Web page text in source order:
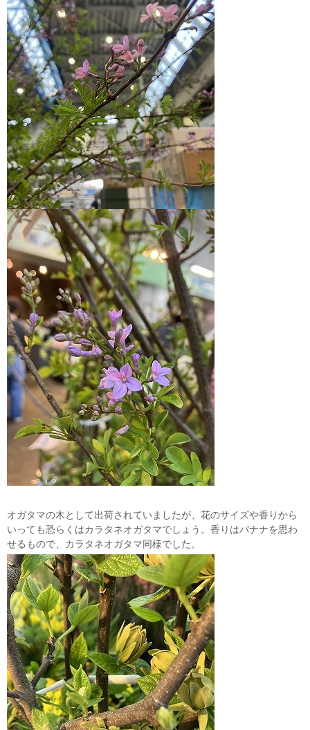
オガタマの木として出荷されていましたが、花のサイズや香りから
いっても恐らくはカラタネオガタマでしょう。香りはバナナを思わ
せるもので、カラタネオガタマ同様でした。